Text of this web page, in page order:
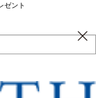
ゼント